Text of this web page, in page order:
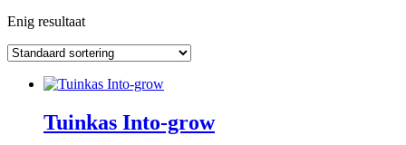
Enig resultaat
Tuinkas Into-grow